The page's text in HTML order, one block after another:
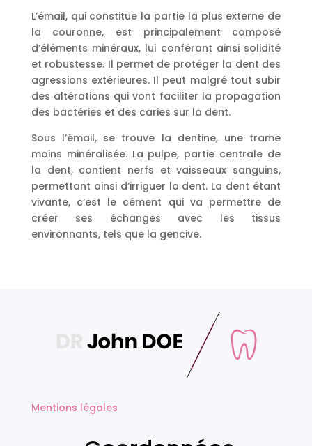
L’émail, qui constitue la partie la plus externe de
la couronne, est principalement composé
d’éléments minéraux, lui conférant ainsi solidité
et robustesse. Il permet de protéger la dent des
agressions extérieures. Il peut malgré tout subir
des altérations qui vont faciliter la propagation
des bactéries et des caries sur la dent.
Sous l’émail, se trouve la dentine, une trame
moins minéralisée. La pulpe, partie centrale de
la dent, contient nerfs et vaisseaux sanguins,
permettant ainsi d’irriguer la dent. La dent étant
vivante, c’est le cément qui va permettre de
créer ses échanges avec les tissus
environnants, tels que la gencive.
Mentions légales